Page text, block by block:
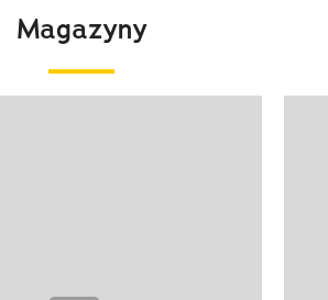
Magazyny